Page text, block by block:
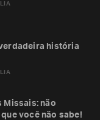
história
Missais: não
você não sabe!